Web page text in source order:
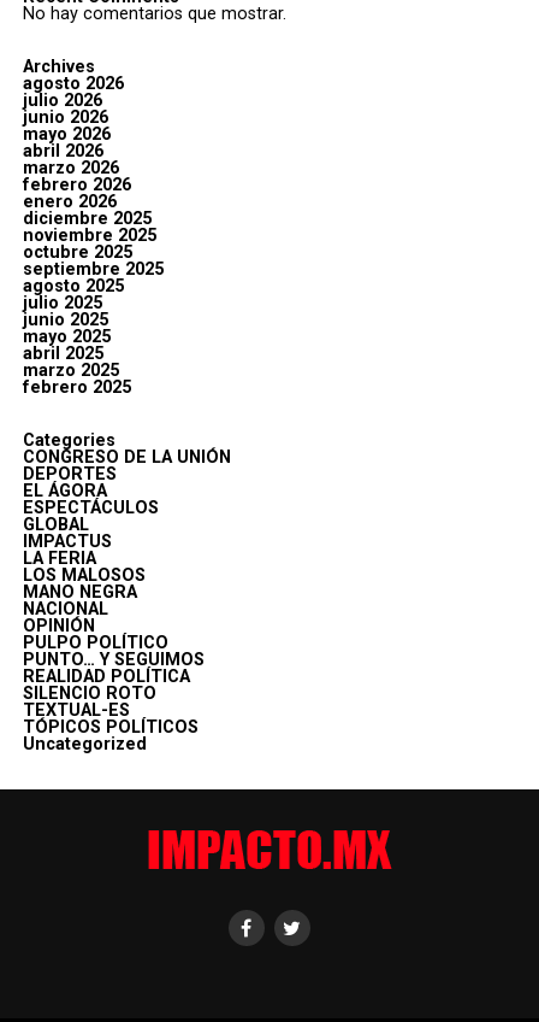
No hay comentarios que mostrar.
Archives
agosto 2026
julio 2026
junio 2026
mayo 2026
abril 2026
marzo 2026
febrero 2026
enero 2026
diciembre 2025
noviembre 2025
octubre 2025
septiembre 2025
agosto 2025
julio 2025
junio 2025
mayo 2025
abril 2025
marzo 2025
febrero 2025
Categories
CONGRESO DE LA UNIÓN
DEPORTES
EL ÁGORA
ESPECTÁCULOS
GLOBAL
IMPACTUS
LA FERIA
LOS MALOSOS
MANO NEGRA
NACIONAL
OPINIÓN
PULPO POLÍTICO
PUNTO… Y SEGUIMOS
REALIDAD POLÍTICA
SILENCIO ROTO
TEXTUAL-ES
TÓPICOS POLÍTICOS
Uncategorized